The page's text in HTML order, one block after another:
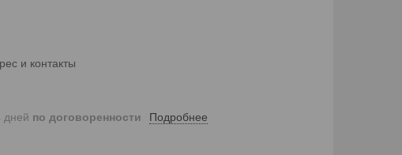
и контакты
дней по договоренности Подробнее